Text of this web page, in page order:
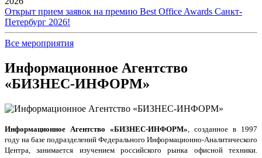
Открыт прием заявок на премию Best Office Awards Санкт-
Петербург 2026!
Все мероприятия
Информационное Агентство
«БИЗНЕС-ИНФОРМ»
Информационное Агентство «БИЗНЕС-ИНФОРМ», созданное в 1997
году на базе подразделений Федерального Информационно-Аналитического
Центра, занимается изучением российского рынка офисной техники.